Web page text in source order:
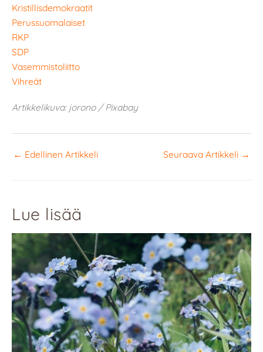
Kristillisdemokraatit
Perussuomalaiset
RKP
SDP
Vasemmistoliitto
Vihreät
Artikkelikuva: jorono / Pixabay
← Edellinen Artikkeli Seuraava Artikkeli →
Lue lisää